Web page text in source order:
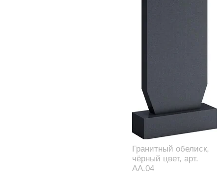
Гранитный обелиск,
чёрный цвет, арт.
AA.04